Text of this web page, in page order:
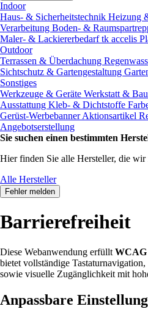
Indoor
Haus- & Sicherheitstechnik Heizung
Verarbeitung Boden- &
Maler- & Lackiererbedarftk accelis
Outdoor
Terrassen & Überdachung
Sichtschutz & Gartengestaltung
Sonstiges
Werkzeuge & Geräte Werkstatt &
Ausstattung Kleb- & Dichtstoffe
Gerüst-WerbebannerAktionsartikel
Angebotserstellung
Sie suchen einen bestimmten
Hier finden Sie alle Hersteller, die wir
Alle Hersteller
Fehler melden
Barrierefreiheit
Diese Webanwendung erfüllt WCAG
bietet vollständige
sowie visuelle Zugänglichkeit mit
Anpassbare